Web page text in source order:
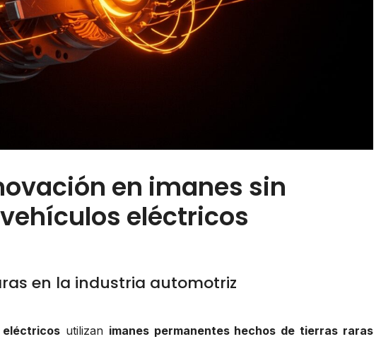
en imanes sin
eléctricos
en la industria automotriz
eléctricos utilizan imanes permanentes hechos de tierras raras